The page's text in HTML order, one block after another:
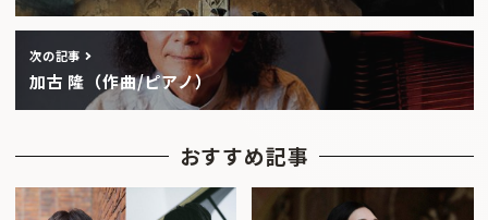
次の記事
加古 隆（作曲/ピアノ）
おすすめ記事